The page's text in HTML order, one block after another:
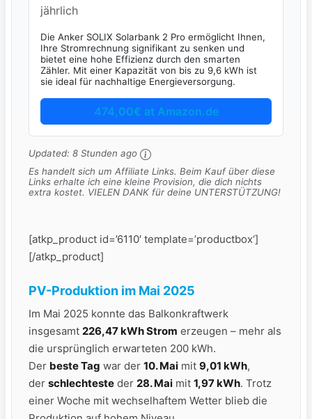
jährlich
Die Anker SOLIX Solarbank 2 Pro ermöglicht Ihnen,
Ihre Stromrechnung signifikant zu senken und
bietet eine hohe Effizienz durch den smarten
Zähler. Mit einer Kapazität von bis zu 9,6 kWh ist
sie ideal für nachhaltige Energieversorgung.
474,00€ at Amazon.de
Updated: 8 Stunden ago
Es handelt sich um Affiliate Links. Beim Kauf über diese
Links erhalte ich eine kleine Provision, die dich nichts
extra kostet. VIELEN DANK für deine UNTERSTÜTZUNG!
[atkp_product id=’6110′ template=’productbox‘]
[/atkp_product]
PV-Produktion im Mai 2025
Im Mai 2025 konnte das Balkonkraftwerk
insgesamt 226,47 kWh Strom erzeugen – mehr als
die ursprünglich erwarteten 200 kWh.
Der beste Tag war der 10. Mai mit 9,01 kWh,
der schlechteste der 28. Mai mit 1,97 kWh. Trotz
einer Woche mit wechselhaftem Wetter blieb die